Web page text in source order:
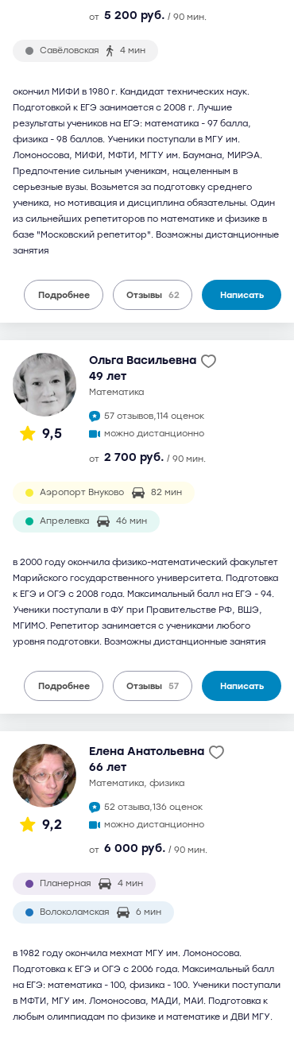
от 5 200 руб. / 90 мин.
Савёловская 4 мин
окончил МИФИ в 1980 г. Кандидат технических наук.
Подготовкой к ЕГЭ занимается с 2008 г. Лучшие
результаты учеников на ЕГЭ: математика - 97 балла,
физика - 98 баллов. Ученики поступали в МГУ им.
Ломоносова, МИФИ, МФТИ, МГТУ им. Баумана, МИРЭА.
Предпочтение сильным ученикам, нацеленным в
серьезные вузы. Возьмется за подготовку среднего
ученика, но мотивация и дисциплина обязательны. Один
из сильнейших репетиторов по математике и физике в
базе "Московский репетитор". Возможны дистанционные
занятия
Подробнее Отзывы 62 Написать
9,5
Ольга Васильевна
49 лет
математика
57 отзывов,114 оценок
можно дистанционно
от 2 700 руб. / 90 мин.
Аэропорт Внуково 82 мин
Апрелевка 46 мин
в 2000 году окончила физико-математический факультет
Марийского государственного университета. Подготовка
к ЕГЭ и ОГЭ с 2008 года. Максимальный балл на ЕГЭ - 94.
Ученики поступали в ФУ при Правительстве РФ, ВШЭ,
МГИМО. Репетитор занимается с учениками любого
уровня подготовки. Возможны дистанционные занятия
Подробнее Отзывы 57 Написать
9,2
Елена Анатольевна
66 лет
математика, физика
52 отзыва,136 оценок
можно дистанционно
от 6 000 руб. / 90 мин.
Планерная 4 мин
Волоколамская 6 мин
в 1982 году окончила мехмат МГУ им. Ломоносова.
Подготовка к ЕГЭ и ОГЭ с 2006 года. Максимальный балл
на ЕГЭ: математика - 100, физика - 100. Ученики поступали
в МФТИ, МГУ им. Ломоносова, МАДИ, МАИ. Подготовка к
любым олимпиадам по физике и математике и ДВИ МГУ.